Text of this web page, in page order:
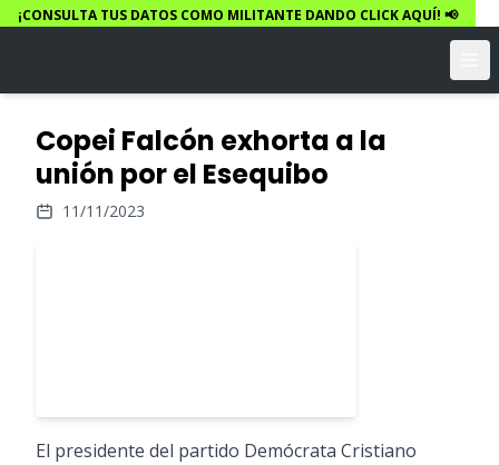
¡CONSULTA TUS DATOS COMO MILITANTE DANDO CLICK AQUÍ! 📢
Copei Falcón exhorta a la
unión por el Esequibo
11/11/2023
El presidente del partido Demócrata Cristiano